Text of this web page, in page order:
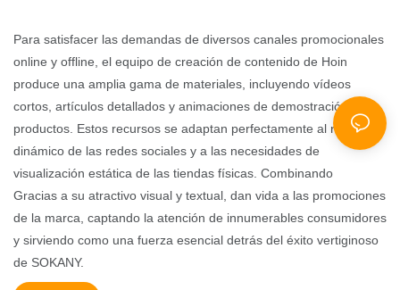
Para satisfacer las demandas de diversos canales promocionales
online y offline, el equipo de creación de contenido de Hoin
produce una amplia gama de materiales, incluyendo vídeos
cortos, artículos detallados y animaciones de demostración de
productos. Estos recursos se adaptan perfectamente al ritmo
dinámico de las redes sociales y a las necesidades de
visualización estática de las tiendas físicas. Combinando
Gracias a su atractivo visual y textual, dan vida a las promociones
de la marca, captando la atención de innumerables consumidores
y sirviendo como una fuerza esencial detrás del éxito vertiginoso
de SOKANY.